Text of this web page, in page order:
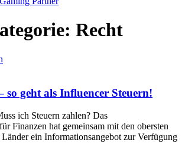
Recht
geht als Influencer Steuern!
ich Steuern zahlen? Das
Finanzen hat gemeinsam mit den obersten
ein Informationsangebot zur Verfügung